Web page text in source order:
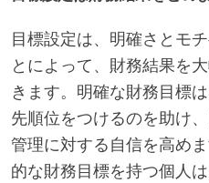
目標設定は、明確さとモ
とによって、財務結果を
きます。明確な財務目標
先順位をつけるのを助け
管理に対する自信を高め
的な財務目標を持つ個人